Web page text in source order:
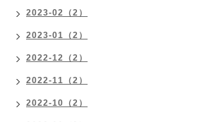
2023-02（2）
2023-01（2）
2022-12（2）
2022-11（2）
2022-10（2）